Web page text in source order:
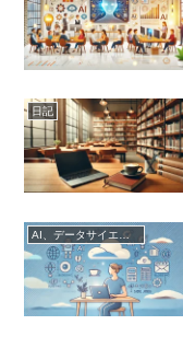
日記
AI、データサイエンス